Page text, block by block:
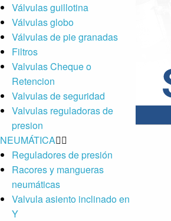
Válvulas guillotina
Válvulas globo
Válvulas de pie granadas
Filtros
Valvulas Cheque o
Retencion
Valvulas de seguridad
Valvulas reguladoras de
presion
NEUMÁTICA
Reguladores de presión
Racores y mangueras
neumáticas
Valvula asiento inclinado en
Y